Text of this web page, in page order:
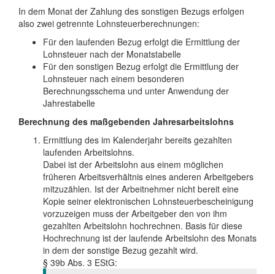
In dem Monat der Zahlung des sonstigen Bezugs erfolgen
also zwei getrennte Lohnsteuerberechnungen:
Für den laufenden Bezug erfolgt die Ermittlung der
Lohnsteuer nach der Monatstabelle
Für den sonstigen Bezug erfolgt die Ermittlung der
Lohnsteuer nach einem besonderen
Berechnungsschema und unter Anwendung der
Jahrestabelle
Berechnung des maßgebenden Jahresarbeitslohns
Ermittlung des im Kalenderjahr bereits gezahlten
laufenden Arbeitslohns.
Dabei ist der Arbeitslohn aus einem möglichen
früheren Arbeitsverhältnis eines anderen Arbeitgebers
mitzuzählen. Ist der Arbeitnehmer nicht bereit eine
Kopie seiner elektronischen Lohnsteuerbescheinigung
vorzuzeigen muss der Arbeitgeber den von ihm
gezahlten Arbeitslohn hochrechnen. Basis für diese
Hochrechnung ist der laufende Arbeitslohn des Monats
in dem der sonstige Bezug gezahlt wird.
§ 39b Abs. 3 EStG: